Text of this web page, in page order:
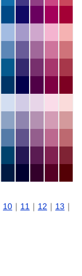
10 ｜ 11 ｜ 12 ｜ 13 ｜